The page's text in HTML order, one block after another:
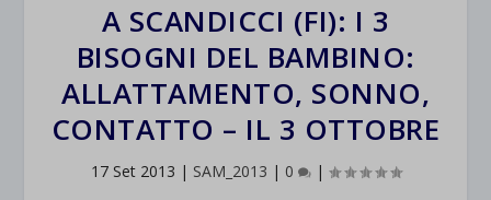
A SCANDICCI (FI): I 3
BISOGNI DEL BAMBINO:
ALLATTAMENTO, SONNO,
CONTATTO – IL 3 OTTOBRE
17 Set 2013 | SAM_2013 | 0 |